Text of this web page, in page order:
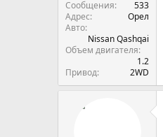
Сообщения
533
Адрес
Орел
Авто
Nissan Qashqai
Объем двигателя
1.2
Привод
2WD